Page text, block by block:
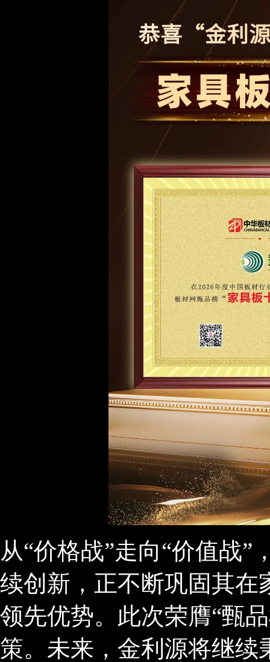
从“价格战”走向“价值战
续创新，正不断巩固其在
领先优势。此次荣膺“甄
策。未来，金利源将继续